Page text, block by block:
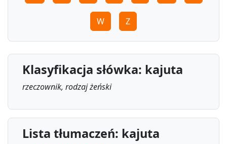
W Z
Klasyfikacja słówka: kajuta
rzeczownik, rodzaj żeński
Lista tłumaczeń: kajuta